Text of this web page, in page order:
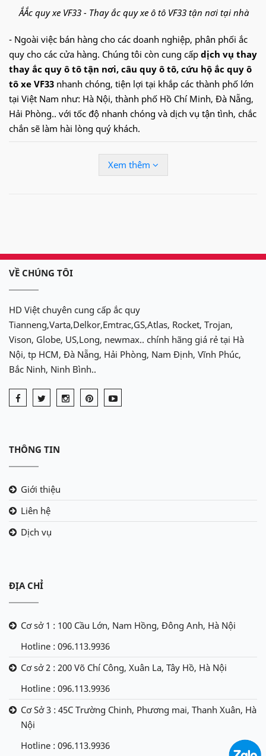
ẮẮc quy xe VF33 - Thay ắc quy xe ô tô VF33 tận nơi tại nhà
- Ngoài việc bán hàng cho các doanh nghiệp, phân phối ắc
quy cho các cửa hàng. Chúng tôi còn cung cấp dịch vụ thay
thay ắc quy ô tô tận nơi, câu quy ô tô, cứu hộ ắc quy ô
tô xe VF33 nhanh chóng, tiện lợi tại khắp các thành phố lớn
tại Việt Nam như: Hà Nội, thành phố Hồ Chí Minh, Đà Nẵng,
Hải Phòng.. với tốc độ nhanh chóng và dịch vụ tận tình, chắc
chắn sẽ làm hài lòng quý khách.
09.68.68.30.97để được hỗ trợ nhanh về
Xem thêm
VỀ CHÚNG TÔI
HD Việt chuyên cung cấp ắc quy
Tianneng,Varta,Delkor,Emtrac,GS,Atlas, Rocket, Trojan,
Vison, Globe, US,Long, newmax.. chính hãng giá rẻ tại Hà
Nội, tp HCM, Đà Nẵng, Hải Phòng, Nam Định, Vĩnh Phúc,
Bắc Ninh, Ninh Bình..
THÔNG TIN
Giới thiệu
Liên hệ
Dịch vụ
ĐỊA CHỈ
Cơ sở 1 : 100 Cầu Lớn, Nam Hồng, Đông Anh, Hà Nội
Hotline : 096.113.9936
Cơ sở 2 : 200 Võ Chí Công, Xuân La, Tây Hồ, Hà Nội
Hotline : 096.113.9936
Cơ Sở 3 : 45C Trường Chinh, Phương mai, Thanh Xuân, Hà
Nội
Hotline : 096.113.9936